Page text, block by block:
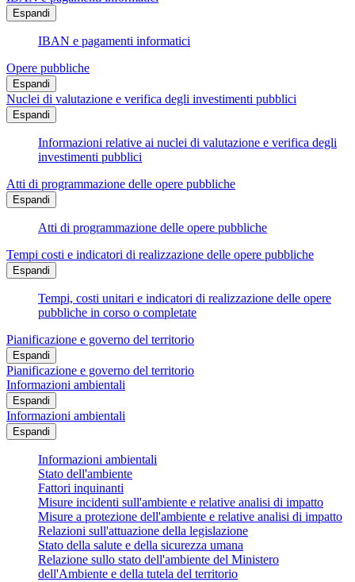
Espandi
IBAN e pagamenti informatici
Opere pubbliche
Espandi
Nuclei di valutazione e verifica degli investimenti pubblici
Espandi
Informazioni relative ai nuclei di valutazione e verifica degli
investimenti pubblici
Atti di programmazione delle opere pubbliche
Espandi
Atti di programmazione delle opere pubbliche
Tempi costi e indicatori di realizzazione delle opere pubbliche
Espandi
Tempi, costi unitari e indicatori di realizzazione delle opere
pubbliche in corso o completate
Pianificazione e governo del territorio
Espandi
Pianificazione e governo del territorio
Informazioni ambientali
Espandi
Informazioni ambientali
Espandi
Informazioni ambientali
Stato dell'ambiente
Fattori inquinanti
Misure incidenti sull'ambiente e relative analisi di impatto
Misure a protezione dell'ambiente e relative analisi di impatto
Relazioni sull'attuazione della legislazione
Stato della salute e della sicurezza umana
Relazione sullo stato dell'ambiente del Ministero
dell'Ambiente e della tutela del territorio